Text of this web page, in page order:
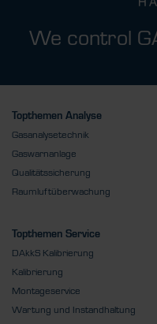
We control
Topthemen Analyse
Gasanalysetechnik
Gaswarnanlage
Qualitätssicherung
Raumluftüberwachung
Topthemen Service
DAkkS Kalibrierung
Kalibrierung
Montageservice
Wartung und Instandhaltung